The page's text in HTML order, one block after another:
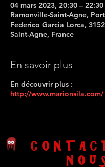
04 mars 2023, 20:30 – 22:30
Ramonville-Saint-Agne,
Federico Garcia Lorca,
Saint-Agne, France
En savoir plus
En découvrir plus :
http://www.marionsila.com/